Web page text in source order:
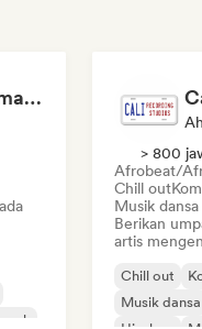
Cristián Lucero / Almagesto
> 800
Afrobeat/
Chill out
Musik dansa
Berikan
artis
Chill out
Musik dansa